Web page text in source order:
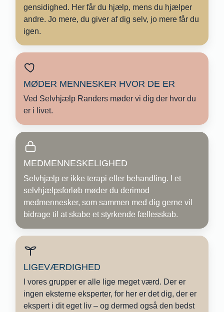
gensidighed. Her får du hjælp, mens du hjælper
andre. Jo mere, du giver af dig selv, jo mere får du
igen.
MØDER MENNESKER HVOR DE ER
Ved Selvhjælp Randers møder vi dig der hvor du
er i livet.
MEDMENNESKELIGHED
Selvhjælp er ikke terapi eller behandling. I et
selvhjælpsforløb møder du derimod
medmennesker, som sammen med dig gerne vil
bidrage til at skabe et styrkende fællesskab.
LIGEVÆRDIGHED
I vores grupper er alle lige meget værd. Der er
ingen eksterne eksperter, for her er det dig, der er
ekspert i dit eget liv – og dermed også den bedst